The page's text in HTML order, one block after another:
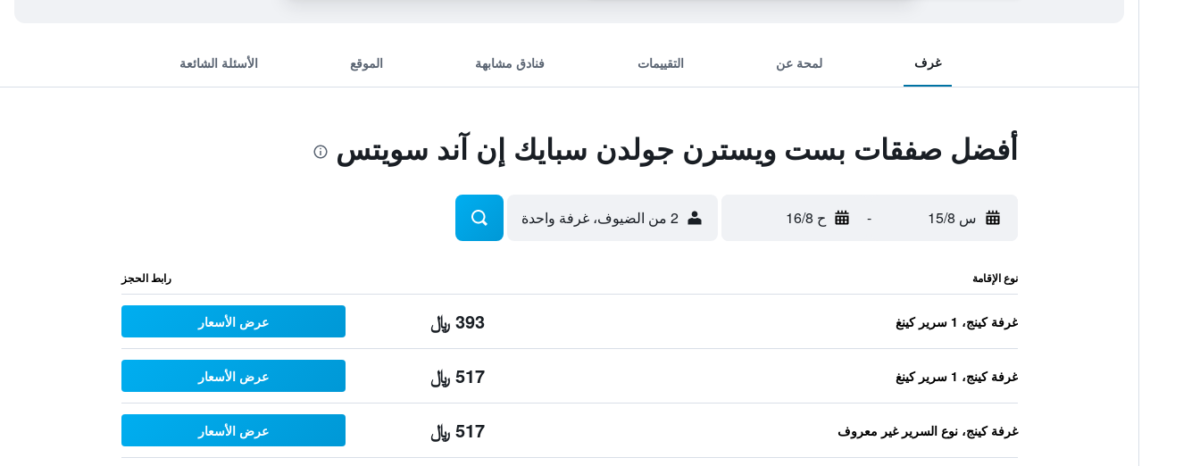
غرف لمحة عن التقييمات فنادق مشابهة الموقع الأسئلة الشائعة
أفضل صفقات بست ويسترن جولدن سبايك إن آند سويتس
س 15/8 - ح 16/8 2 من الضيوف، غرفة واحدة
نوع الإقامة رابط الحجز
غرفة كينج، 1 سرير كينغ 393 ﷼ عرض الأسعار
غرفة كينج، 1 سرير كينغ 517 ﷼ عرض الأسعار
غرفة كينج، نوع السرير غير معروف 517 ﷼ عرض الأسعار